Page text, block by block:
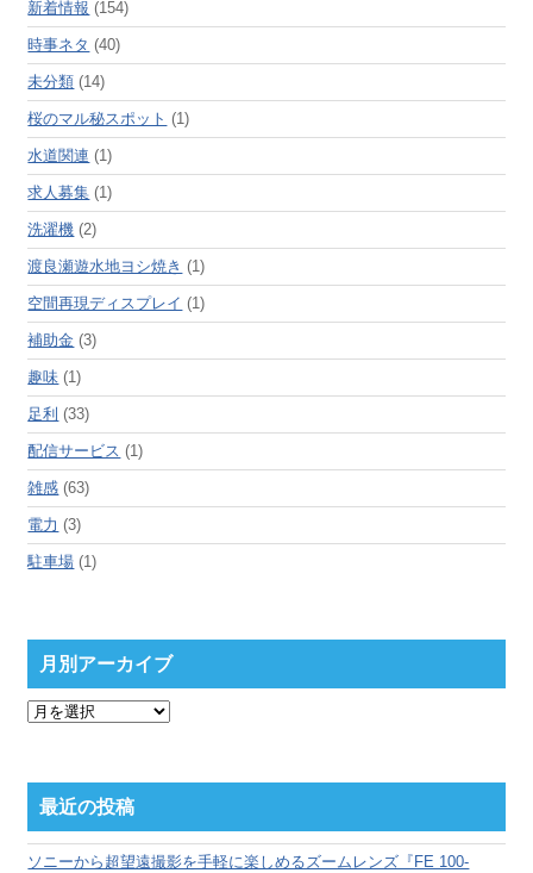
新着情報 (154)
時事ネタ (40)
未分類 (14)
桜のマル秘スポット (1)
水道関連 (1)
求人募集 (1)
洗濯機 (2)
渡良瀬遊水地ヨシ焼き (1)
空間再現ディスプレイ (1)
補助金 (3)
趣味 (1)
足利 (33)
配信サービス (1)
雑感 (63)
電力 (3)
駐車場 (1)
月別アーカイブ
月
ー
カ
ブ
最近の投稿
ソニーから超望遠撮影を手軽に楽しめるズームレンズ『FE 100-